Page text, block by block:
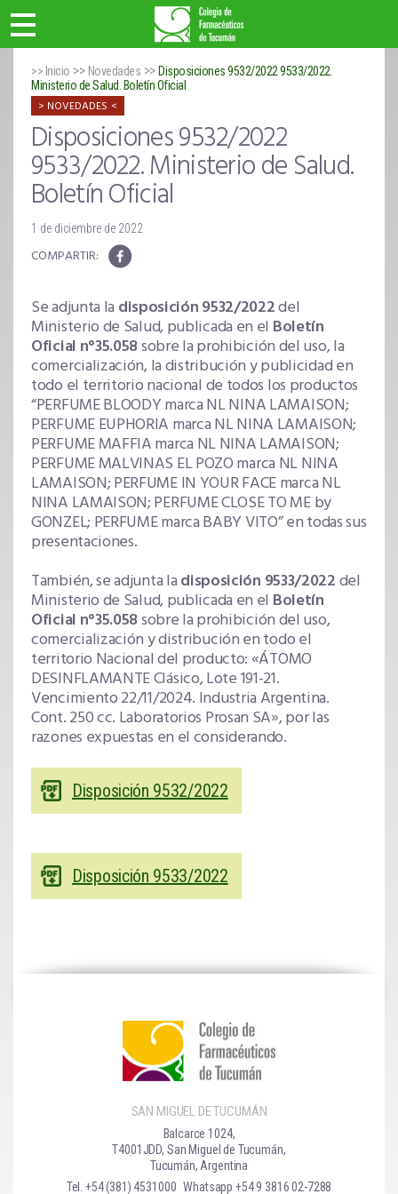
>> Inicio >> Novedades >> Disposiciones 9532/2022 9533/2022.
Ministerio de Salud. Boletín Oficial
NOVEDADES
Disposiciones 9532/2022
9533/2022. Ministerio de Salud.
Boletín Oficial
1 de diciembre de 2022
Se adjunta la disposición 9532/2022del
Ministerio de Salud, publicada en el Boletín
Oficial n°35.058sobre la prohibición del uso, la
comercialización, la distribución y publicidad en
todo el territorio nacional de todos los productos
“PERFUME BLOODY marca NL NINA LAMAISON;
PERFUME EUPHORIA marca NL NINA LAMAISON;
PERFUME MAFFIA marca NL NINA LAMAISON;
PERFUME MALVINAS EL POZO marca NL NINA
LAMAISON; PERFUME IN YOUR FACE marca NL
NINA LAMAISON; PERFUME CLOSE TO ME by
GONZEL; PERFUME marca BABY VITO” en todas sus
presentaciones.
También, se adjunta ladisposición 9533/2022del
Ministerio de Salud, publicada en el Boletín
Oficial n°35.058sobre la prohibición del uso,
comercialización y distribución en todo el
territorio Nacional del producto: «ÁTOMO
DESINFLAMANTE Clásico, Lote 191-21.
Vencimiento 22/11/2024. Industria Argentina.
Cont. 250 cc. Laboratorios Prosan SA», por las
razones expuestas en el considerando.
Disposición 9532/2022
Disposición 9533/2022
SAN MIGUEL DE TUCUMÁN
Balcarce 1024,
T4001JDD, San Miguel de Tucumán,
Tucumán, Argentina
Tel. +54 (381) 4531000 Whatsapp +54 9 3816 02-7288